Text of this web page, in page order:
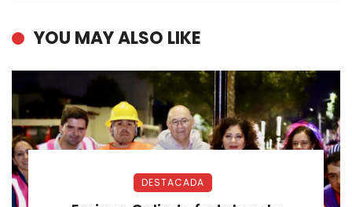
YOU MAY ALSO LIKE
DESTACADA